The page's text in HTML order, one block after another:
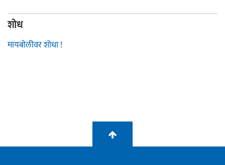
शोध
मायबोलीवर शोधा !